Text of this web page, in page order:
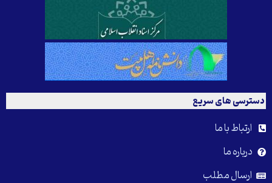
دسترسی های سریع
ارتباط با ما
درباره ما
ارسال مطلب